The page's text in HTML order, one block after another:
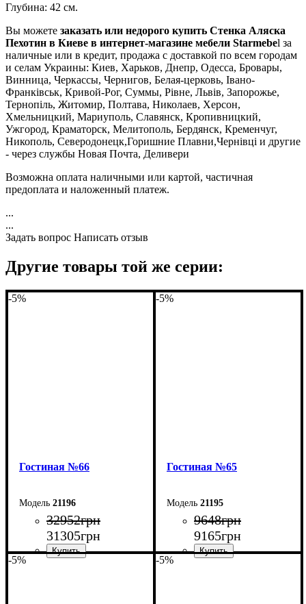
Глубина: 42 см.
Вы можете заказать или недорого купить Cтенка Аляска
Пехотин в Киеве в интернет-магазине мебели Starmebel за
наличные или в кредит, продажа с доставкой по всем городам
и селам Украины: Киев, Харьков, Днепр, Одесса, Бровары,
Винница, Черкассы, Чернигов, Белая-церковь, Івано-
Франківськ, Кривой-Рог, Суммы, Рівне, Львів, Запорожье,
Тернопіль, Житомир, Полтава, Николаев, Херсон,
Хмельницкий, Мариуполь, Славянск, Кропивницкий,
Ужгород, Краматорск, Мелитополь, Бердянск, Кременчуг,
Никополь, Северодонецк,Горишние Плавни,Чернівці и другие
- через службы Новая Почта, Деливери
Возможна оплата наличными или картой, частичная
предоплата и наложенный платеж.
...
...
Задать вопрос Написать отзыв
Другие товары той же серии:
-5%
Гостиная №66
21196
32952грн
31305грн
-5%
Гостиная №65
21195
9648грн
9165грн
-5% -5%